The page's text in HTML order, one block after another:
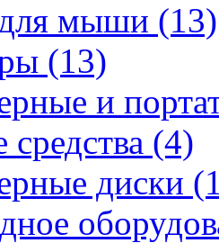
мыши (13)
(13)
и
(4)
диски